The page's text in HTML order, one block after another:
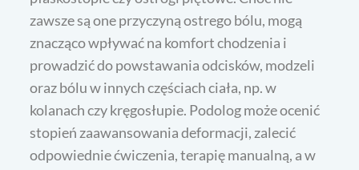
zawsze są one przyczyną ostrego bólu, mogą
znacząco wpływać na komfort chodzenia i
prowadzić do powstawania odcisków, modzeli
oraz bólu w innych częściach ciała, np. w
kolanach czy kręgosłupie. Podolog może ocenić
stopień zaawansowania deformacji, zalecić
odpowiednie ćwiczenia, terapię manualną, a w